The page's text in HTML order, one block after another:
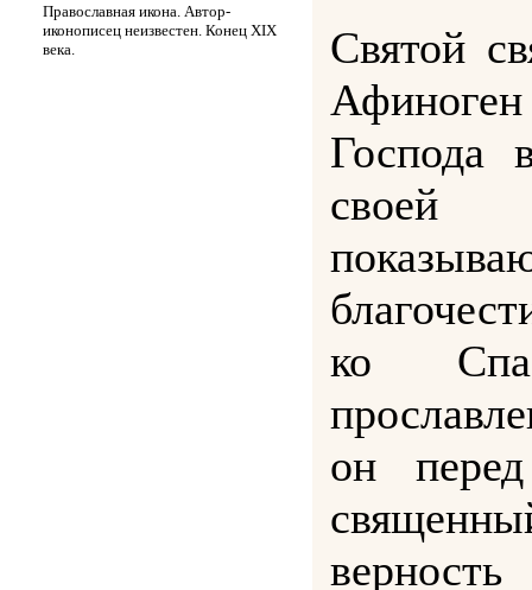
Православная икона. Автор-
иконописец неизвестен. Конец XIX
века.
Святой
Господа
своей
ко
он